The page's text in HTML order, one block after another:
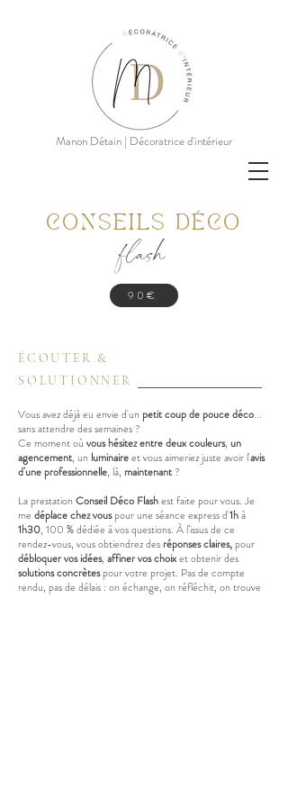
Manon Détain | Décoratrice d'intérieur
CONSEILS DÉCO
flash
90€
ÉCOUTER &
SOLUTIONNER
Vous avez déjà eu envie d'un petit coup de pouce déco...
sans attendre des semaines ?
Ce moment où vous hésitez entre deux couleurs, un
agencement, un luminaireet vous aimeriez juste avoir l'avis
d'une professionnelle, là, maintenant ?
La prestation Conseil Déco Flashest faite pour vous. Je
me déplace chez vouspour une séance express d'1hà
1h30, 100 % dédiée à vos questions. À l’issus de ce
rendez-vous, vous obtiendrez des réponses claires, pour
débloquer vos idées, affiner vos choixet obtenir des
solutions concrètespour votre projet. Pas de compte
rendu, pas de délais : on échange, on réfléchit, on trouve